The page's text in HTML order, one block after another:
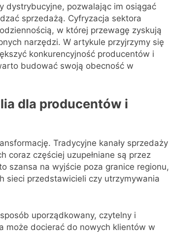
dystrybucyjne, pozwalając im osiągać
sprzedażą. Cyfryzacja sektora
w której przewagę zyskują
narzędzi. W artykule przyjrzymy się
konkurencyjność producentów i
budować swoją obecność w
dla producentów i
Tradycyjne kanały sprzedaży
coraz częściej uzupełniane są przez
szansa na wyjście poza granice regionu,
sieci przedstawicieli czy utrzymywania
uporządkowany, czytelny i
może docierać do nowych klientów w